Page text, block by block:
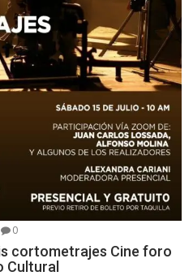
0
cortometrajes Cine foro
Cultural